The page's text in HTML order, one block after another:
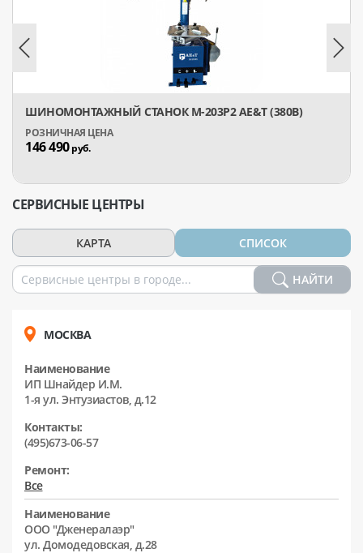
ШИНОМОНТАЖНЫЙ СТАНОК M-203Р2 AE&T (380В)
146 490руб.
СЕРВИСНЫЕ ЦЕНТРЫ
КАРТА СПИСОК
НАЙТИ
МОСКВА
Наименование
ИП Шнайдер И.М.
1-я ул. Энтузиастов, д.12
Контакты:
(495)673-06-57
Ремонт:
Все
Наименование
ООО "Дженералаэр"
ул. Домодедовская, д.28